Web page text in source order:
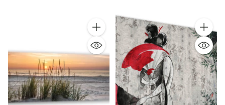
Kiekis Kiekis